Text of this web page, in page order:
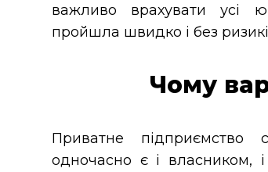
важливо врахувати усі
пройшла швидко і без
Чому
Приватне підприємство
одночасно є і власником,